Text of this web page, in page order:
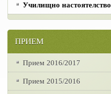
Училищно настоятелство
ПРИЕМ
Прием 2016/2017
Прием 2015/2016